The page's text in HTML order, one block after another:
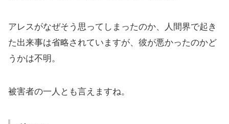
アレスがなぜそう思ってしまったのか、人間界で起き
た出来事は省略されていますが、彼が悪かったのかど
うかは不明。
被害者の一人とも言えますね。